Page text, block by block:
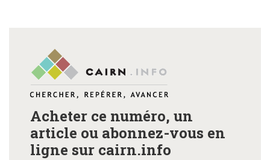
Acheter ce numéro, un
article ou abonnez-vous en
ligne sur cairn.info